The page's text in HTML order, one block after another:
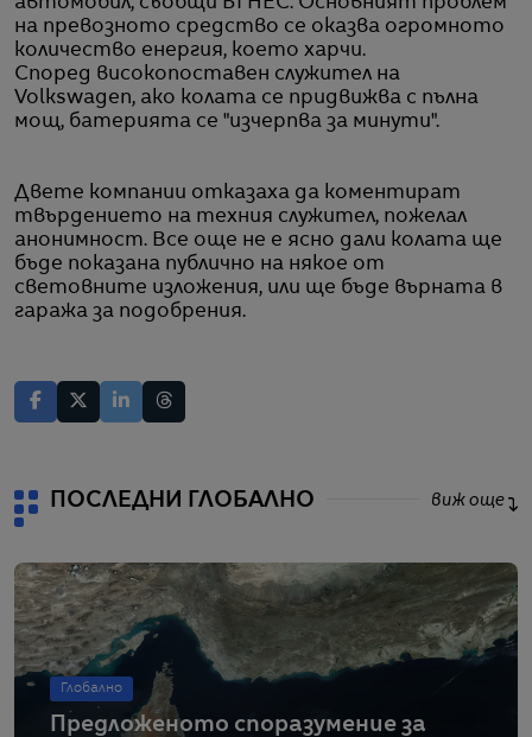
на превозното средство се оказва огромното
количество енергия, което харчи.
Според високопоставен служител на
Volkswagen, ако колата се придвижва с пълна
мощ, батерията се "изчерпва за минути".
Двете компании отказаха да коментират
твърдението на техния служител, пожелал
анонимност. Все още не е ясно дали колата ще
бъде показана публично на някое от
световните изложения, или ще бъде върната в
гаража за подобрения.
ПОСЛЕДНИ ГЛОБАЛНО виж още
Глобално
Предложеното споразумение за